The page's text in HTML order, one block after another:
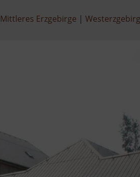
Mittleres Erzgebirge